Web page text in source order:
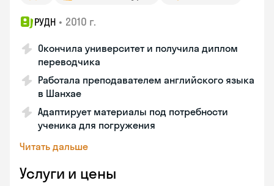
РУДН • 2010 г.
Окончила университет и получила диплом
переводчика
Работала преподавателем английского языка
в Шанхае
Адаптирует материалы под потребности
ученика для погружения
Читать дальше
Услуги и цены